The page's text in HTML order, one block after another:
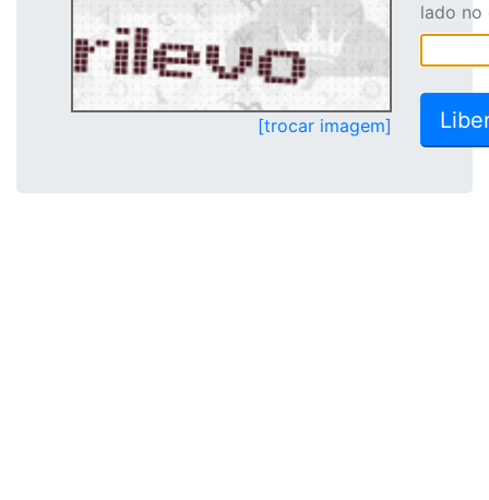
[trocar imagem]
lado no